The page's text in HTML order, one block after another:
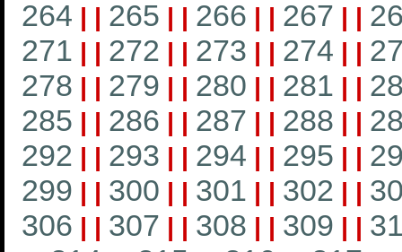
264 | | 265 | | 266 | | 267 | |
271 | | 272 | | 273 | | 274 | |
278 | | 279 | | 280 | | 281 | |
285 | | 286 | | 287 | | 288 | |
292 | | 293 | | 294 | | 295 | |
299 | | 300 | | 301 | | 302 | |
306 | | 307 | | 308 | | 309 | |